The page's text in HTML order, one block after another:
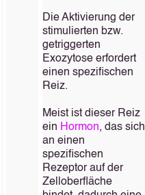
Die Aktivierung der
stimulierten bzw.
getriggerten
Exozytose erfordert
einen spezifischen
Reiz.
Meist ist dieser Reiz
ein Hormon, das sich
an einen
spezifischen
Rezeptor auf der
Zelloberfläche